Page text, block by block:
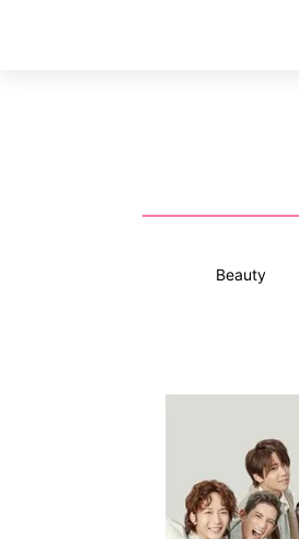
Beauty